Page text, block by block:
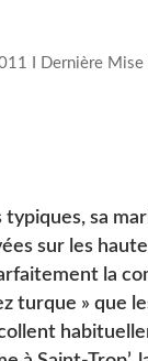
I Dernière Mise
typiques, sa
sur les
la
turque » que